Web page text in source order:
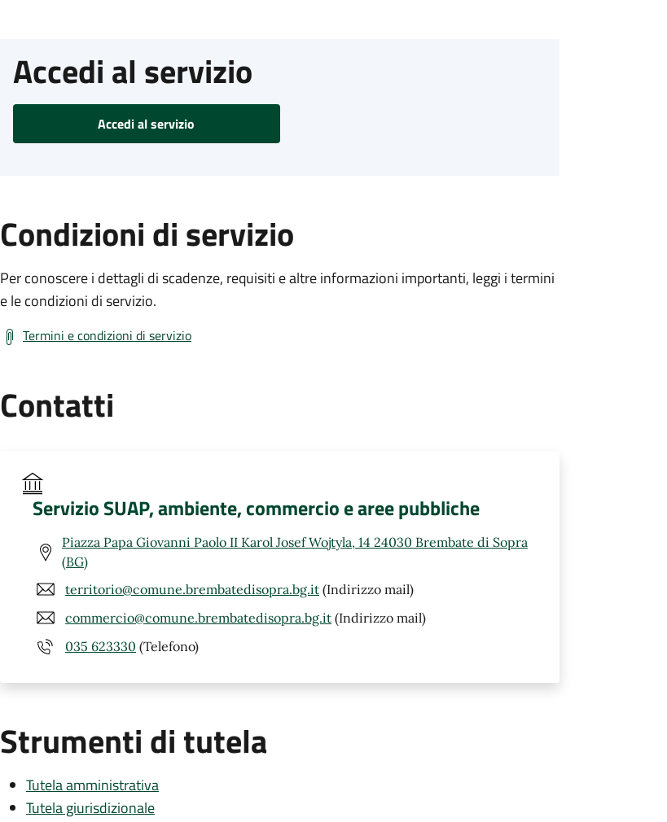
Accedi al servizio
Accedi al servizio
Condizioni di servizio
Per conoscere i dettagli di scadenze, requisiti e altre informazioni importanti, leggi i termini
e le condizioni di servizio.
Termini e condizioni di servizio
Contatti
Servizio SUAP, ambiente, commercio e aree pubbliche
Piazza Papa Giovanni Paolo II Karol Josef Wojtyla, 14 24030 Brembate di Sopra
(BG)
territorio@comune.brembatedisopra.bg.it (Indirizzo mail)
commercio@comune.brembatedisopra.bg.it (Indirizzo mail)
035 623330 (Telefono)
Strumenti di tutela
Tutela amministrativa
Tutela giurisdizionale